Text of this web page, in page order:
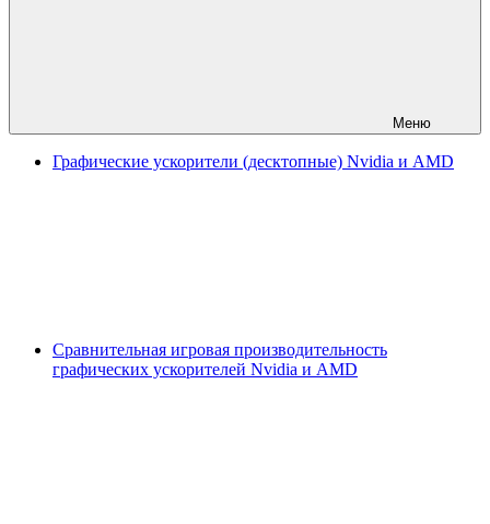
Меню
Графические ускорители (десктопные) Nvidia и AMD
Сравнительная игровая производительность
графических ускорителей Nvidia и AMD